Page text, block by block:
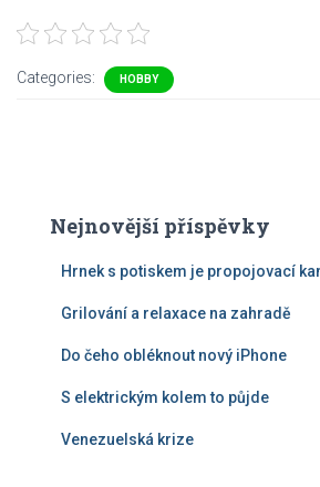
Categories: HOBBY
Nejnovější příspěvky
Hrnek s potiskem je propojovací
Grilování a relaxace na zahradě
Do čeho obléknout nový iPhone
S elektrickým kolem to půjde
Venezuelská krize